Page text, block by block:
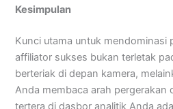
Kesimpulan
Kunci utama untuk mendominasi
affiliator sukses bukan terletak
berteriak di depan kamera,
Anda membaca arah pergerakan
tertera di dasbor analitik Anda